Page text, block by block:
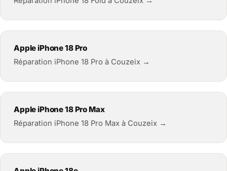
Apple iPhone 18 Pro
Réparation iPhone 18 Pro à Couzeix →
Apple iPhone 18 Pro Max
Réparation iPhone 18 Pro Max à Couzeix →